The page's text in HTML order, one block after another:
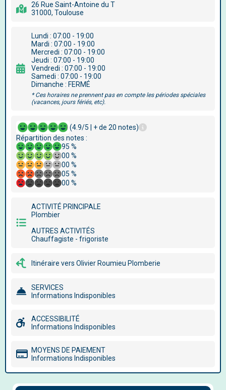
26 Rue Saint-Antoine du T
31000, Toulouse
Lundi : 07:00 - 19:00
Mardi : 07:00 - 19:00
Mercredi : 07:00 - 19:00
Jeudi : 07:00 - 19:00
Vendredi : 07:00 - 19:00
Samedi : 07:00 - 19:00
Dimanche : FERMÉ
* Ces horaires ne prennent pas en compte les périodes spéciales
(vacances, jours fériés, etc).
(4.9/5 | + de 20 notes)
Répartition des notes :
95 %
00 %
00 %
05 %
00 %
ACTIVITÉ PRINCIPALE
Plombier
AUTRES ACTIVITÉS
Chauffagiste - frigoriste
Itinéraire vers Olivier Roumieu Plomberie
SERVICES
Informations Indisponibles
ACCESSIBILITÉ
Informations Indisponibles
MOYENS DE PAIEMENT
Informations Indisponibles